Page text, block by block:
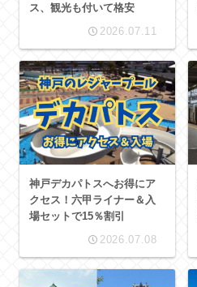
ス、観光も付いて格安
2026.07.11
神戸デカパトスへお得にア
クセス！六甲ライナー＆入
場セットで15％割引
2026.07.08